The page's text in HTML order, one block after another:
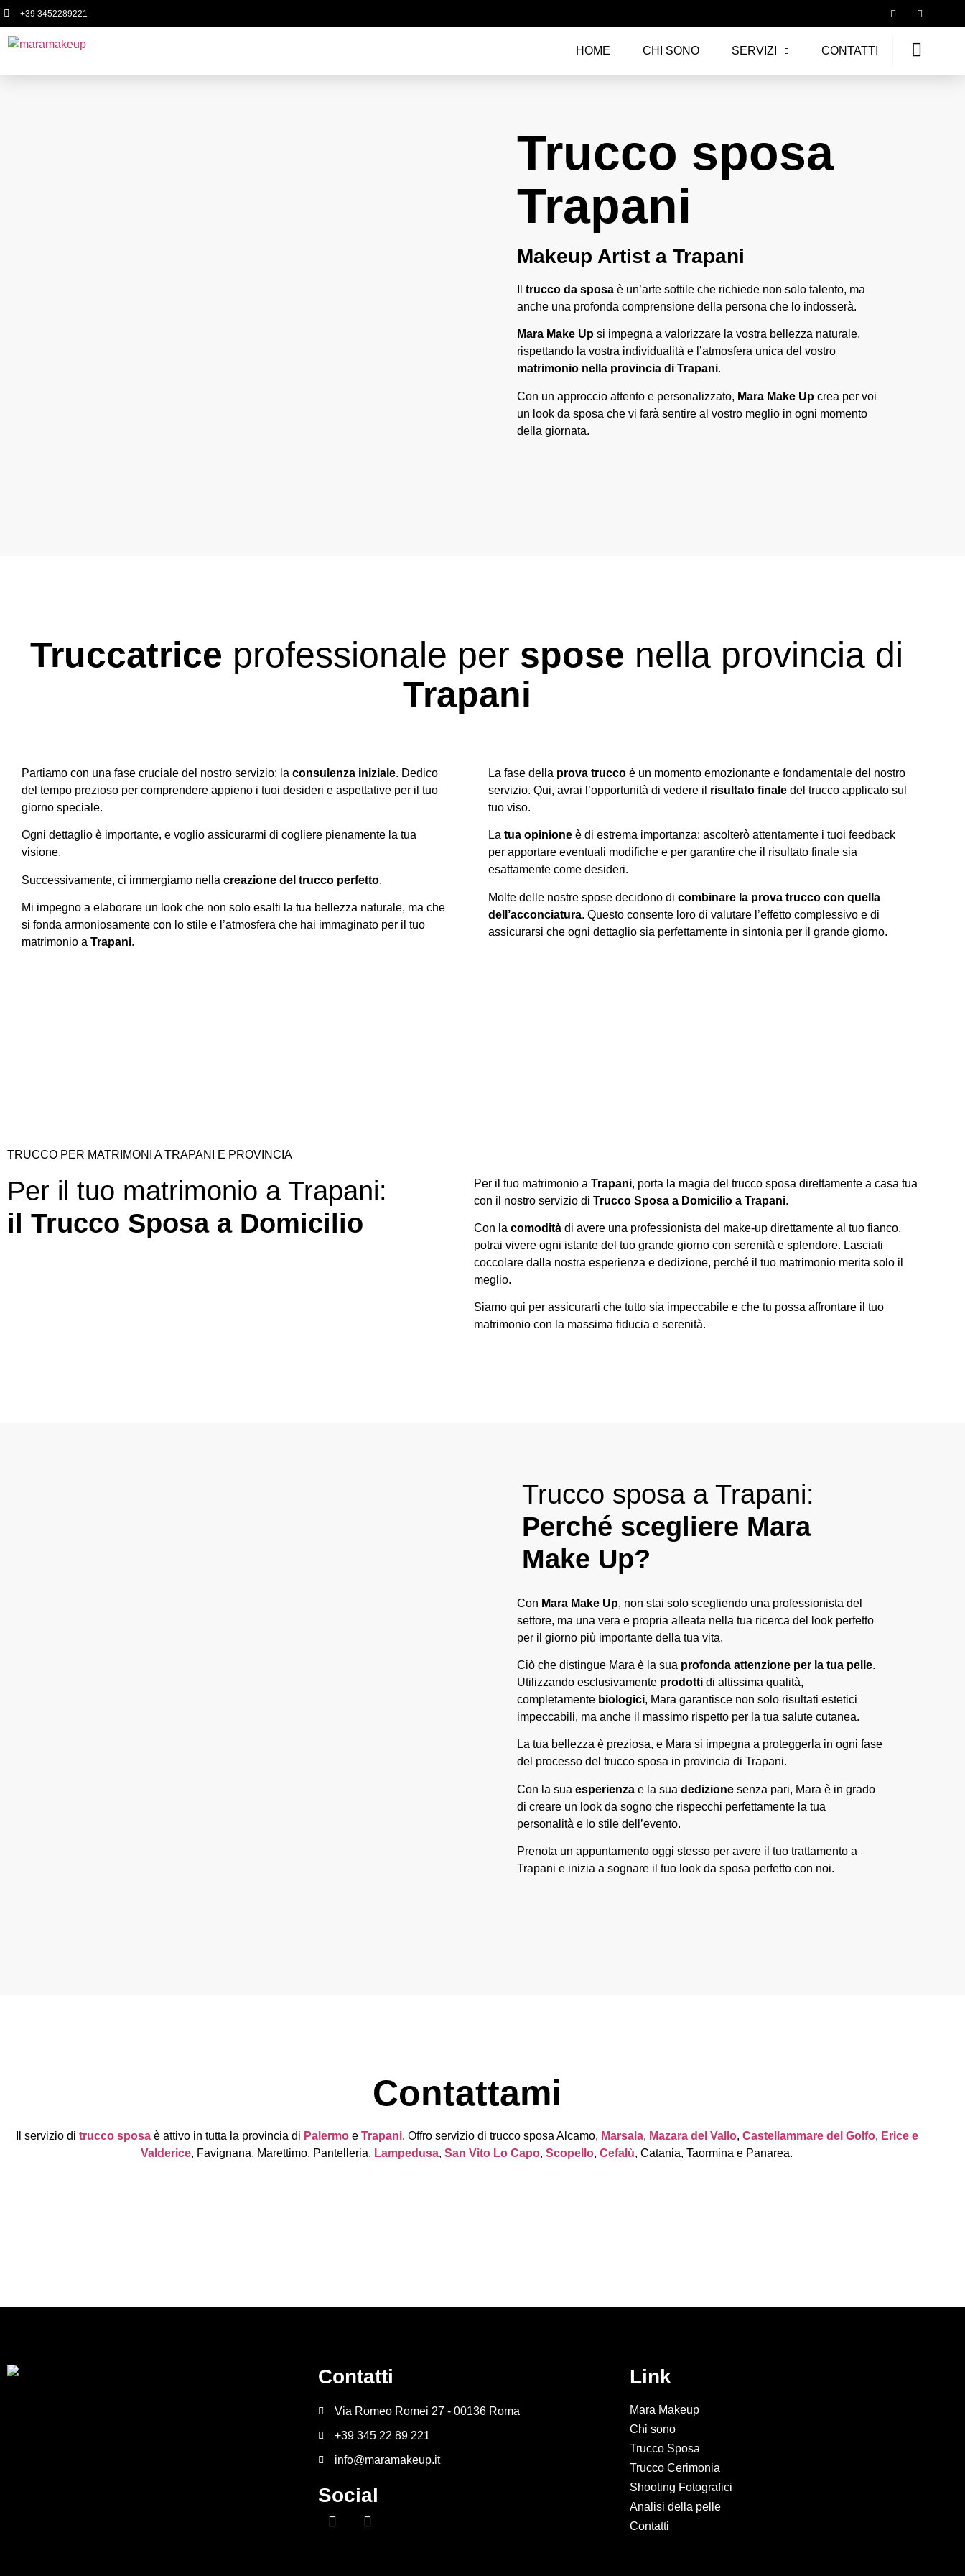
+39 3452289221
HOME CHI SONO SERVIZI CONTATTI
Trucco sposa
Trapani
Makeup Artist a Trapani
trucco da sposa è un’arte sottile che richiede non solo talento, ma
anche una profonda comprensione della persona che lo indosserà.
Mara Make Up si impegna a valorizzare la vostra bellezza naturale,
rispettando la vostra individualità e l’atmosfera unica del vostro
matrimonio nella provincia di Trapani.
Con un approccio attento e personalizzato, Mara Make Up crea per voi
un look da sposa che vi farà sentire al vostro meglio in ogni momento
della giornata.
Truccatrice professionale per spose nella provincia di
Trapani
Partiamo con una fase cruciale del nostro servizio: la consulenza iniziale. Dedico
del tempo prezioso per comprendere appieno i tuoi desideri e aspettative per il tuo
giorno speciale.
Ogni dettaglio è importante, e voglio assicurarmi di cogliere pienamente la tua
visione.
Successivamente, ci immergiamo nella creazione del trucco perfetto.
Mi impegno a elaborare un look che non solo esalti la tua bellezza naturale, ma che
si fonda armoniosamente con lo stile e l’atmosfera che hai immaginato per il tuo
matrimonio a Trapani.
La fase della prova trucco è un momento emozionante e fondamentale del nostro
servizio. Qui, avrai l’opportunità di vedere il risultato finale del trucco applicato sul
tuo viso.
La tua opinione è di estrema importanza: ascolterò attentamente i tuoi feedback
per apportare eventuali modifiche e per garantire che il risultato finale sia
esattamente come desideri.
Molte delle nostre spose decidono di combinare la prova trucco con quella
dell’acconciatura. Questo consente loro di valutare l’effetto complessivo e di
assicurarsi che ogni dettaglio sia perfettamente in sintonia per il grande giorno.
TRUCCO PER MATRIMONI A TRAPANI E PROVINCIA
Per il tuo matrimonio a Trapani:
il Trucco Sposa a Domicilio
Per il tuo matrimonio a Trapani, porta la magia del trucco sposa direttamente a casa tua
con il nostro servizio di Trucco Sposa a Domicilio a Trapani.
Con la comodità di avere una professionista del make-up direttamente al tuo fianco,
potrai vivere ogni istante del tuo grande giorno con serenità e splendore. Lasciati
coccolare dalla nostra esperienza e dedizione, perché il tuo matrimonio merita solo il
meglio.
Siamo qui per assicurarti che tutto sia impeccabile e che tu possa affrontare il tuo
matrimonio con la massima fiducia e serenità.
Trucco sposa a Trapani:
Perché scegliere Mara
Make Up?
Con Mara Make Up, non stai solo scegliendo una professionista del
settore, ma una vera e propria alleata nella tua ricerca del look perfetto
per il giorno più importante della tua vita.
Ciò che distingue Mara è la sua profonda attenzione per la tua pelle.
Utilizzando esclusivamente prodotti di altissima qualità,
completamente biologici, Mara garantisce non solo risultati estetici
impeccabili, ma anche il massimo rispetto per la tua salute cutanea.
La tua bellezza è preziosa, e Mara si impegna a proteggerla in ogni fase
del processo del trucco sposa in provincia di Trapani.
Con la sua esperienza e la sua dedizione senza pari, Mara è in grado
di creare un look da sogno che rispecchi perfettamente la tua
personalità e lo stile dell’evento.
Prenota un appuntamento oggi stesso per avere il tuo trattamento a
Trapani e inizia a sognare il tuo look da sposa perfetto con noi.
Contattami
Il servizio di trucco sposaè attivo in tutta la provincia di Palermoe Trapani. Offro servizio di trucco sposa Alcamo, Marsala, Mazara del Vallo, Castellammare del Golfo, Erice e
Valderice, Favignana, Marettimo, Pantelleria, Lampedusa, San Vito Lo Capo, Scopello, Cefalù, Catania, Taormina e Panarea.
Contatti
Via Romeo Romei 27 - 00136 Roma
+39 345 22 89 221
info@maramakeup.it
Social
Link
Mara Makeup
Chi sono
Trucco Sposa
Trucco Cerimonia
Shooting Fotografici
Analisi della pelle
Contatti